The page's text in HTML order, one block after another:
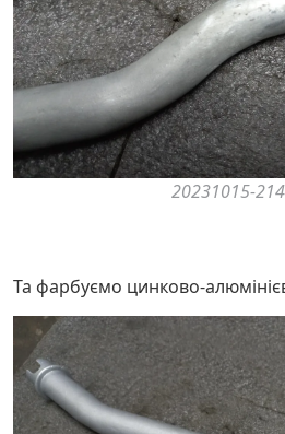
20231015-
Та фарбуємо цинково-